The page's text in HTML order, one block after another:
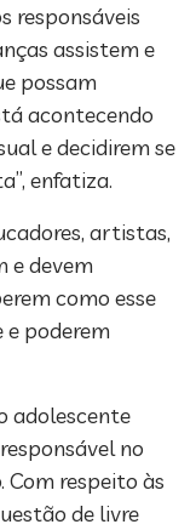
responsáveis
assistem e
possam
acontecendo
e decidirem se
enfatiza.
artistas,
e devem
como esse
e poderem
adolescente
no
respeito às
de livre